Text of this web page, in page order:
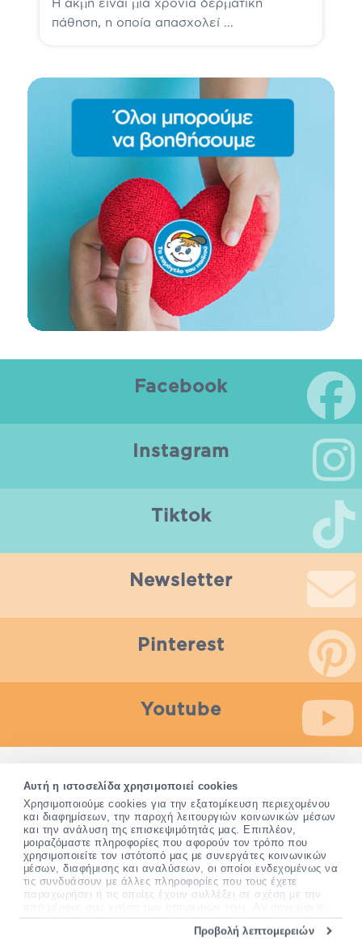
Αυτή η ιστοσελίδα χρησιμοποιεί cookies
Χρησιμοποιούμε cookies για την εξατομίκευση περιεχομένου
και διαφημίσεων, την παροχή λειτουργιών κοινωνικών μέσων
και την ανάλυση της επισκεψιμότητάς μας. Επιπλέον,
μοιραζόμαστε πληροφορίες που αφορούν τον τρόπο που
χρησιμοποιείτε τον ιστότοπό μας με συνεργάτες κοινωνικών
μέσων, διαφήμισης και αναλύσεων, οι οποίοι ενδεχομένως να
τις συνδυάσουν με άλλες πληροφορίες που τους έχετε
παραχωρήσει ή τις οποίες έχουν συλλέξει σε σχέση με την
Προβολή λεπτομερειών
Η ακμή είναι μια χρόνια δερματική
πάθηση, η οποία απασχολεί ...
Facebook
Instagram
Tiktok
Newsletter
Pinterest
Youtube
Οποιαδήποτε πληροφορία που παρέχεται από το Pharm24.gr
δεν προορίζεται για διάγνωση, θεραπεία ή αποτροπή
ασθένειας. Τα συμπληρώματα διατροφής δεν αντικαθιστούν
μια ισορροπημένη διατροφή και δεν προορίζονται για την
πρόληψη, αγωγή ή θεραπεία ανθρώπινης νόσου.
Συμβουλευτείτε τον γιατρό σας εάν είστε έγκυος, θηλάζετε,
ακολουθείτε παράλληλα φαρμακευτική αγωγή ή
αντιμετωπίζετε προβλήματα υγείας πριν χρησιμοποιήσετε